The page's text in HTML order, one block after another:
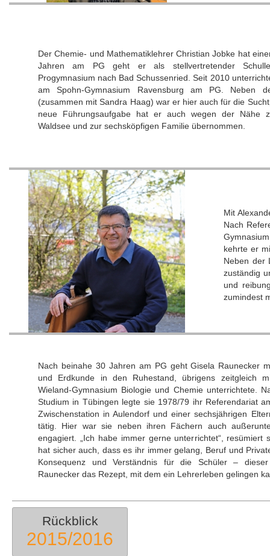
Der Chemie- und Mathematiklehrer Christian Jobke hat
Jahren am PG geht er als stellvertretender
Progymnasium nach Bad Schussenried. Seit 2010
am Spohn-Gymnasium Ravensburg am PG. Neben
(zusammen mit Sandra Haag) war er hier auch für die
neue Führungsaufgabe hat er auch wegen der Nähe
Waldsee und zur sechsköpfigen Familie übernommen.
Mit
Nach
kehrte er
Neben der
zuständig
und
zumindest
Nach beinahe 30 Jahren am PG geht Gisela Raunecker
und Erdkunde in den Ruhestand, übrigens zeitgleich
Wieland-Gymnasium Biologie und Chemie unterrichtete.
Studium in Tübingen legte sie 1978/79 ihr Referendariat
Zwischenstation in Aulendorf und einer sechsjährigen
tätig. Hier war sie neben ihren Fächern auch
engagiert. „Ich habe immer gerne unterrichtet“, resümiert
hat sicher auch, dass es ihr immer gelang, Beruf und
Konsequenz und Verständnis für die Schüler –
Raunecker das Rezept, mit dem ein Lehrerleben gelingen
Rückblick
2015/2016